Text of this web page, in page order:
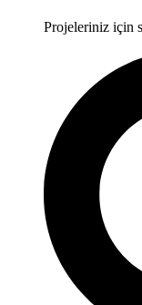
Projeleriniz için